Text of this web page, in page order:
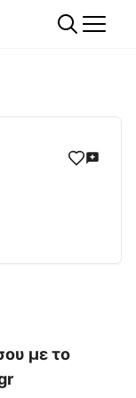
| Δες
με το